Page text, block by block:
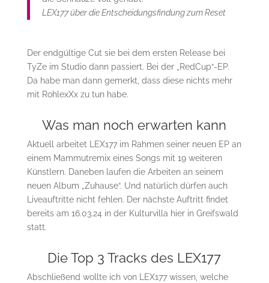
LEX177 über die Entscheidungsfindung zum Reset
Der endgültige Cut sie bei dem ersten Release bei
TyZe im Studio dann passiert. Bei der „RedCup“-EP.
Da habe man dann gemerkt, dass diese nichts mehr
mit RohlexXx zu tun habe.
Was man noch erwarten kann
Aktuell arbeitet LEX177 im Rahmen seiner neuen EP an
einem Mammutremix eines Songs mit 19 weiteren
Künstlern. Daneben laufen die Arbeiten an seinem
neuen Album „Zuhause“. Und natürlich dürfen auch
Liveauftritte nicht fehlen. Der nächste Auftritt findet
bereits am 16.03.24 in der Kulturvilla hier in Greifswald
statt.
Die Top 3 Tracks des LEX177
Abschließend wollte ich von LEX177 wissen, welche